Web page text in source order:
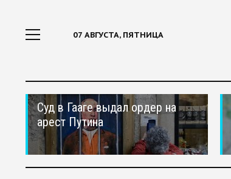
07 АВГУСТА, ПЯТНИЦА
Суд в Гааге выдал ордер на
арест Путина